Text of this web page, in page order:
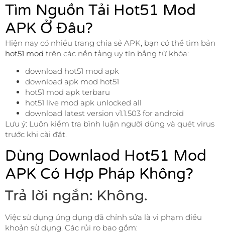
Tìm Nguồn Tải Hot51 Mod
APK Ở Đâu?
Hiện nay có nhiều trang chia sẻ APK, bạn có thể tìm bản
hot51 mod trên các nền tảng uy tín bằng từ khóa:
download hot51 mod apk
download apk mod hot51
hot51 mod apk terbaru
hot51 live mod apk unlocked all
download latest version v1.1.503 for android
Lưu ý: Luôn kiểm tra bình luận người dùng và quét virus
trước khi cài đặt.
Dùng Downlaod Hot51 Mod
APK Có Hợp Pháp Không?
Trả lời ngắn: Không.
Việc sử dụng ứng dụng đã chỉnh sửa là vi phạm điều
khoản sử dụng. Các rủi ro bao gồm: